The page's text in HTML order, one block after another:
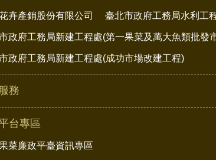
卉產銷股份有限公司 臺北市政府工務局水利工
政府工務局新建工程處(第一果菜及萬大魚類批發
政府工務局新建工程處(成功市場改建工程)
務
台專區
菜廉政平臺資訊專區